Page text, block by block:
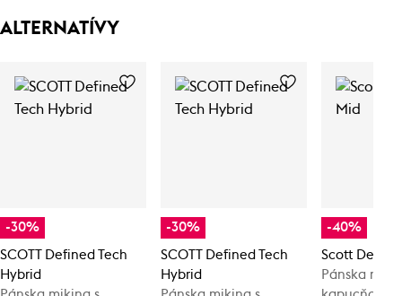
ALTERNATÍVY
-30%
SCOTT Defined Tech
Hybrid
-30%
SCOTT Defined Tech
Hybrid
-40%
Scott
Pánska